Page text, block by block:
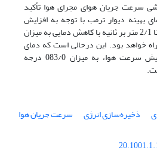
سرعت جریان هوای مجرای هوا تأکید
بهینه دیوار ترمب با توجه به افزایش
سرعت جریان هوا از 14/0 تا 2/1 متر بر ثانیه با کاهش دمایی به میزان
خواهد بود. این درحالی است که دمای
بهینه شیشه در این افزایش سرعت هوا، به میزان 083/0 درجه
ذخیره‌سازی انرژی سرعت جریان هوا